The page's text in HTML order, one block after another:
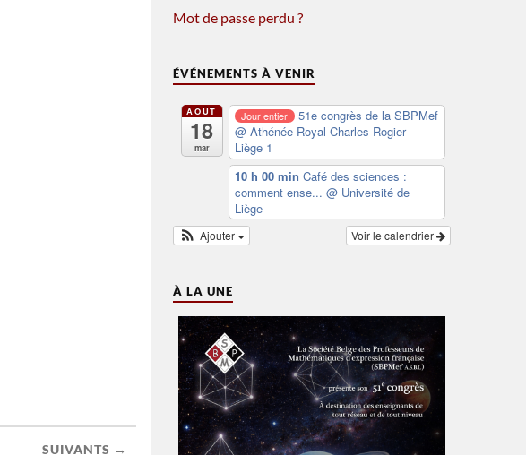
SUIVANTS →
Mot de passe perdu ?
ÉVÉNEMENTS À VENIR
AOÛT
18
mar
Jour entier
51e congrès de la SBPMef
@ Athénée Royal Charles Rogier –
Liège 1
10 h 00 min Café des sciences :
comment ense... @ Université de
Liège
Voir le calendrier
Ajouter
À LA UNE